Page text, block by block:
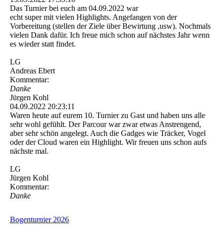
Das Turnier bei euch am 04.09.2022 war
echt super mit vielen Highlights. Angefangen von der
Vorbereitung (stellen der Ziele über Bewirtung ,usw). Nochmals
vielen Dank dafür. Ich freue mich schon auf nächstes Jahr wenn
es wieder statt findet.
LG
Andreas Ebert
Kommentar:
Danke
Jürgen Kohl
04.09.2022 20:23:11
Waren heute auf eurem 10. Turnier zu Gast und haben uns alle
sehr wohl gefühlt. Der Parcour war zwar etwas Anstrengend,
aber sehr schön angelegt. Auch die Gadges wie Träcker, Vogel
oder der Cloud waren ein Highlight. Wir freuen uns schon aufs
nächste mal.
LG
Jürgen Kohl
Kommentar:
Danke
Bogenturnier 2026